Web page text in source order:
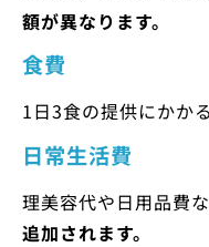
額が異なります。
食費
1日3食の提供にかか
日常生活費
理美容代や日用品費な
追加されます。